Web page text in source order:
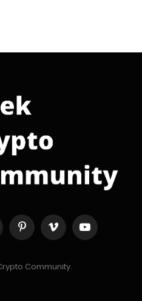
PinterestVimeo YouTube
Community.